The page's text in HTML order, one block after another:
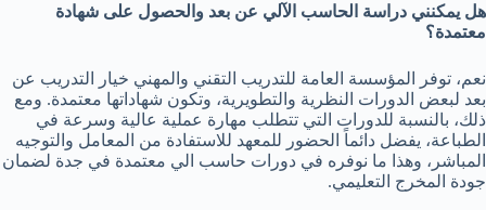
هل يمكنني دراسة الحاسب الآلي عن بعد والحصول على شهادة
معتمدة؟
نعم، توفر المؤسسة العامة للتدريب التقني والمهني خيار التدريب عن
بعد لبعض الدورات النظرية والتطويرية، وتكون شهاداتها معتمدة. ومع
ذلك، بالنسبة للدورات التي تتطلب مهارة عملية عالية وسرعة في
الطباعة، يفضل دائماً الحضور للمعهد للاستفادة من المعامل والتوجيه
المباشر، وهذا ما نوفره في دورات حاسب الي معتمدة في جدة لضمان
جودة المخرج التعليمي.